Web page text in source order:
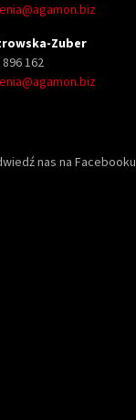
Zuber
162
nas na Facebooku